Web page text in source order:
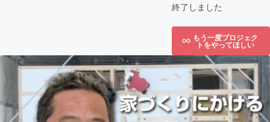
終了しました
もう一度プロジェク
トをやってほしい